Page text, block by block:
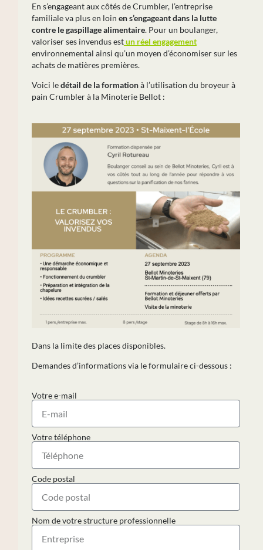
En s’engageant aux côtés de Crumbler, l’entreprise
familiale va plus en loin en s’engageant dans la lutte
contre le gaspillage alimentaire. Pour un boulanger,
valoriser ses invendus estun réel engagement
environnemental ainsi qu’un moyen d’économiser sur les
achats de matières premières.
Voici ledétail de la formationà l’utilisation du broyeur à
pain Crumbler à la Minoterie Bellot :
Dans la limite des places disponibles.
Demandes d’informations via le formulaire ci-dessous :
Votre e-mail
Votre téléphone
Code postal
Nom de votre structure professionnelle